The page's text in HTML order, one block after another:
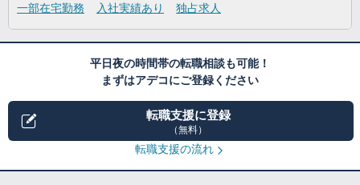
一部在宅勤務
入社実績あり 独占求人
平日夜の時間帯の転職相談も可能！
まずはアデコにご登録ください
転職支援に登録
（無料）
転職支援の流れ